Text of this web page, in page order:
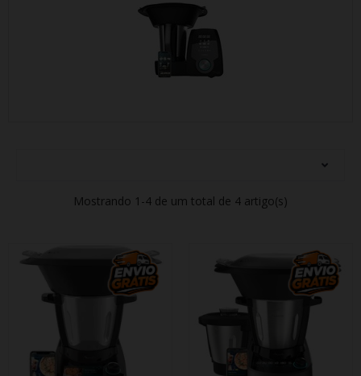
Mostrando 1-4 de um total de 4 artigo(s)